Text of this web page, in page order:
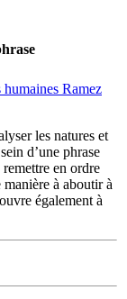
humaines Ramez
les natures et
d’une phrase
en ordre
à aboutir à
également à